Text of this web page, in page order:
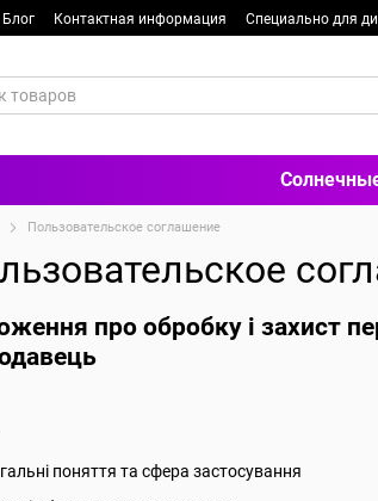
Блог Контактная информация Специально для
Пользовательское соглашение
про обробку і захист
поняття та сфера застосування